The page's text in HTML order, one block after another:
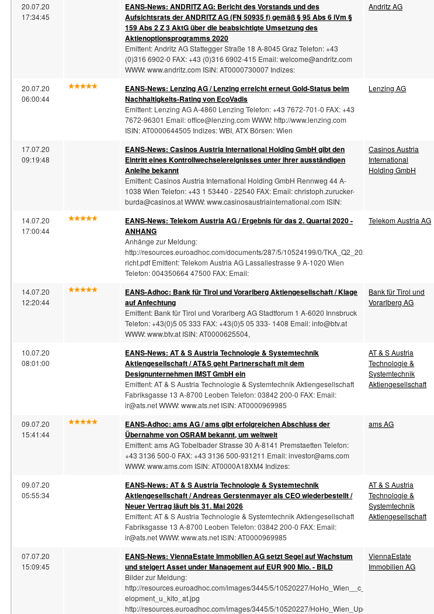
20.07.20
17:34:45
EANS-News: ANDRITZ AG: Bericht des Vorstands und des
Aufsichtsrats der ANDRITZ AG (FN 50935 f) gemäß § 95 Abs 6 iVm §
159 Abs 2 Z 3 AktG über die beabsichtigte Umsetzung des
Aktienoptionsprogramms 2020
Emittent: Andritz AG Stattegger Straße 18 A-8045 Graz Telefon: +43
(0)316 6902-0 FAX: +43 (0)316 6902-415 Email:welcome@andritz.com
WWW: www.andritz.com ISIN: AT0000730007 Indizes:
Andritz AG
20.07.20
06:00:44
EANS-News: Lenzing AG / Lenzing erreicht erneut Gold-Status beim
Nachhaltigkeits-Rating von EcoVadis
Emittent: Lenzing AG A-4860 Lenzing Telefon: +43 7672-701-0 FAX: +43
7672-96301 Email:office@lenzing.com WWW: http://www.lenzing.com
ISIN: AT0000644505 Indizes: WBI, ATX Börsen: Wien
Lenzing AG
17.07.20
09:19:48
EANS-News: Casinos Austria International Holding GmbH gibt den
Eintritt eines Kontrollwechselereignisses unter ihrer ausständigen
Anleihe bekannt
Emittent: Casinos Austria International Holding GmbH Rennweg 44 A-
1038 Wien Telefon: +43 1 53440 - 22540 FAX: Email:christoph.zurucker-
burda@casinos.atWWW: www.casinosaustriainternational.com ISIN:
Casinos Austria
International
Holding GmbH
14.07.20
17:00:44
EANS-News: Telekom Austria AG / Ergebnis für das 2. Quartal 2020 -
ANHANG
Anhänge zur Meldung:
http://resources.euroadhoc.com/documents/287/5/10524199/0/TKA_Q2_2020_Ergebnisbe
richt.pdf Emittent: Telekom Austria AG Lassallestrasse 9 A-1020 Wien
Telefon: 004350664 47500 FAX: Email:
Telekom Austria AG
14.07.20
12:20:44
EANS-Adhoc: Bank für Tirol und Vorarlberg Aktiengesellschaft / Klage
auf Anfechtung
Emittent: Bank für Tirol und Vorarlberg AG Stadtforum 1 A-6020 Innsbruck
Telefon: +43(0)5 05 333 FAX: +43(0)5 05 333- 1408 Email:info@btv.at
WWW: www.btv.at ISIN: AT0000625504,
Bank für Tirol und
Vorarlberg AG
10.07.20
08:01:00
EANS-News: AT & S Austria Technologie & Systemtechnik
Aktiengesellschaft / AT&S geht Partnerschaft mit dem
Designunternehmen IMST GmbH ein
Emittent: AT & S Austria Technologie & Systemtechnik Aktiengesellschaft
Fabriksgasse 13 A-8700 Leoben Telefon: 03842 200-0 FAX: Email:
ir@ats.netWWW: www.ats.net ISIN: AT0000969985
AT & S Austria
Technologie &
Systemtechnik
Aktiengesellschaft
09.07.20
15:41:44
EANS-Adhoc: ams AG / ams gibt erfolgreichen Abschluss der
Übernahme von OSRAM bekannt, um weltweit
Emittent: ams AG Tobelbader Strasse 30 A-8141 Premstaetten Telefon:
+43 3136 500-0 FAX: +43 3136 500-931211 Email:investor@ams.com
WWW: www.ams.com ISIN: AT0000A18XM4 Indizes:
ams AG
09.07.20
05:55:34
EANS-News: AT & S Austria Technologie & Systemtechnik
Aktiengesellschaft / Andreas Gerstenmayer als CEO wiederbestellt /
Neuer Vertrag läuft bis 31. Mai 2026
Emittent: AT & S Austria Technologie & Systemtechnik Aktiengesellschaft
Fabriksgasse 13 A-8700 Leoben Telefon: 03842 200-0 FAX: Email:
ir@ats.netWWW: www.ats.net ISIN: AT0000969985
AT & S Austria
Technologie &
Systemtechnik
Aktiengesellschaft
07.07.20
15:09:45
EANS-News: ViennaEstate Immobilien AG setzt Segel auf Wachstum
und steigert Asset under Management auf EUR 900 Mio. - BILD
Bilder zur Meldung:
http://resources.euroadhoc.com/images/3445/5/10520227/HoHo_Wien__c__cetus_Baudev
elopment_u_kito_at.jpg
http://resources.euroadhoc.com/images/3445/5/10520227/HoHo_Wien_Update_10__c__ce
ViennaEstate
Immobilien AG